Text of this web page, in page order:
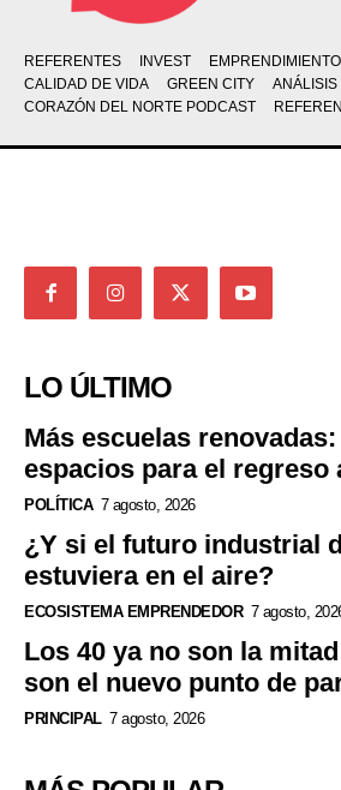
REFERENTES INVEST EMPRENDIMIENTO
CALIDAD DE VIDA
GREEN CITY
ANÁLISIS
CORAZÓN DEL NORTE PODCAST
LO ÚLTIMO
Más escuelas
espacios para el regreso
POLÍTICA 7 agosto, 2026
¿Y si el futuro industrial
estuviera en el aire?
ECOSISTEMA EMPRENDEDOR 7 agosto,
Los 40 ya no son la
son el nuevo punto de
PRINCIPAL 7 agosto, 2026